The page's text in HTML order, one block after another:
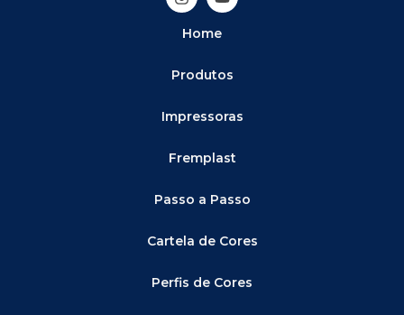
Home
Produtos
Impressoras
Fremplast
Passo a Passo
Cartela de Cores
Perfis de Cores